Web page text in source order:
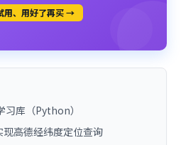
用、用好了再买 →
库（Python）
高德经纬度定位查询